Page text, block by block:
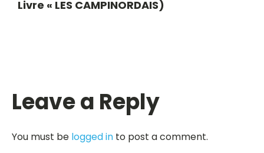
Livre « LES CAMPINORDAIS)
Leave a Reply
You must be logged in to post a comment.